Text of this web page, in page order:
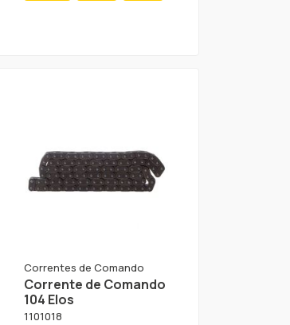
Correntes de Comando
Corrente de Comando
104 Elos
1101018